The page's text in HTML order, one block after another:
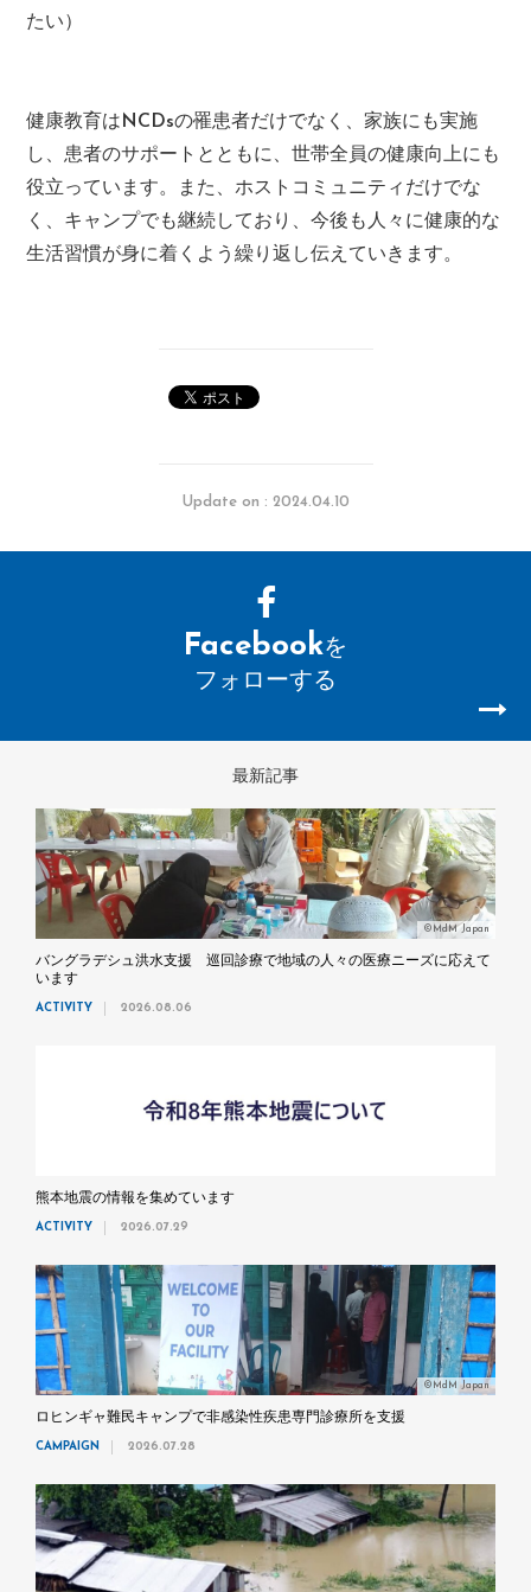
たい）
健康教育はNCDsの罹患者だけでなく、家族にも実施
し、患者のサポートとともに、世帯全員の健康向上にも
役立っています。また、ホストコミュニティだけでな
く、キャンプでも継続しており、今後も人々に健康的な
生活習慣が身に着くよう繰り返し伝えていきます。
Update on : 2024.04.10
Facebookを
フォローする
最新記事
©MdM Japan
バングラデシュ洪水支援 巡回診療で地域の人々の医療ニーズに応えて
います
ACTIVITY 2026.08.06
熊本地震の情報を集めています
ACTIVITY 2026.07.29
©MdM Japan
ロヒンギャ難民キャンプで非感染性疾患専門診療所を支援
CAMPAIGN 2026.07.28